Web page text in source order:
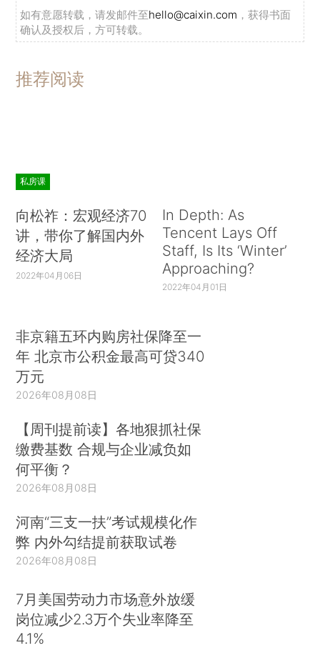
如有意愿转载，请发邮件至hello@caixin.com ，获得书面
确认及授权后，方可转载。
推荐阅读
私房课
向松祚：宏观经济70
讲，带你了解国内外
经济大局
2022年04月06日
In Depth: As
Tencent Lays Off
Staff, Is Its ‘Winter’
Approaching?
2022年04月01日
非京籍五环内购房社保降至一
年 北京市公积金最高可贷340
万元
2026年08月08日
【周刊提前读】各地狠抓社保
缴费基数 合规与企业减负如
何平衡？
2026年08月08日
河南“三支一扶”考试规模化作
弊 内外勾结提前获取试卷
2026年08月08日
7月美国劳动力市场意外放缓
岗位减少2.3万个失业率降至
4.1%